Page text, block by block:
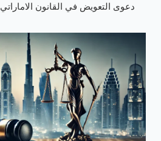
دعوى التعويض في القانون الاماراتي